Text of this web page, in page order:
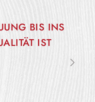
BIS INS
IST